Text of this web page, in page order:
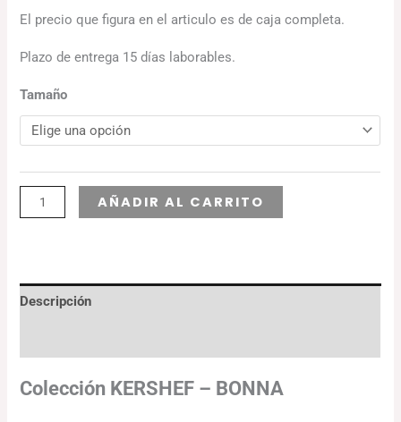
El precio que figura en el articulo es de caja completa.
Plazo de entrega 15 días laborables.
Tamaño
AÑADIR AL CARRITO
Descripción
Colección KERSHEF – BONNA